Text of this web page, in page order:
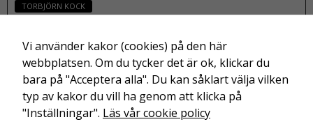
TORBJÖRN KOCK
skolan
06 maj 2024
Vi använder kakor (cookies) på den här
webbplatsen. Om du tycker det är ok, klickar du
bara på "Acceptera alla". Du kan såklart välja vilken
typ av kakor du vill ha genom att klicka på
"Inställningar". Läs vår cookie policy
s
k
a
k
u
n